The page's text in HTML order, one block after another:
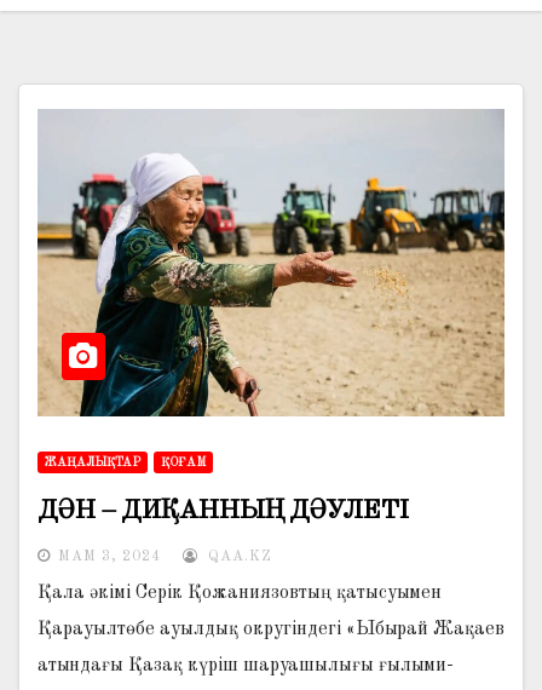
ЖАҢАЛЫҚТАР ҚОҒАМ
ДӘН – ДИҚАННЫҢ ДӘУЛЕТІ
МАМ 3, 2024 QAA.KZ
Қала әкімі Серік Қожаниязовтың қатысуымен
Қарауылтөбе ауылдық округіндегі «Ыбырай Жақаев
атындағы Қазақ күріш шаруашылығы ғылыми-